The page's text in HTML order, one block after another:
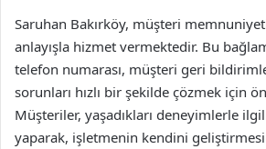
Saruhan Bakırköy, müşteri
anlayışla hizmet vermektedir. Bu
telefon numarası, müşteri geri
sorunları hızlı bir şekilde çözmek için
Müşteriler, yaşadıkları deneyimlerle
yaparak, işletmenin kendini